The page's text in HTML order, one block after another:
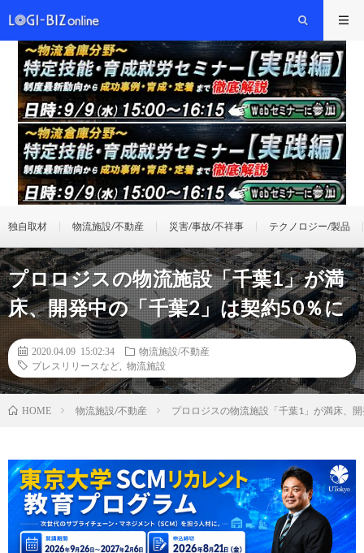
独自取材 物流施設/不動産 災害/事故/不祥事 テクノロジー/製品
プロロジスの物流施設「千葉1」が満
床、開発中の「千葉2」は契約50％に
2020.04.09 15:02:34
物流施設/不動産
プレスリリースなど
物流施設
HOME 物流施設/不動産 プロロジスの物流施設「千葉1」が満床、